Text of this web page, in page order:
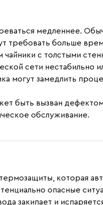
медленнее.
требовать больше
с толстыми
сети нестабильно
могут замедлить
быть вызван
обслуживание.
которая
опасные
закипает и